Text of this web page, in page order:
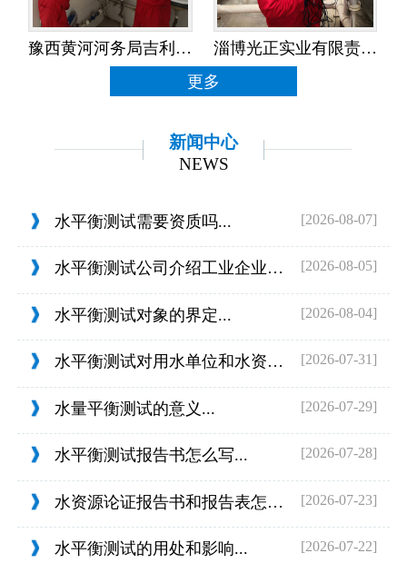
豫西黄河河务局吉利黄河河务局——水平衡测试
淄博光正实业有限责任公司——水平衡测试
更多
新闻中心
NEWS
水平衡测试需要资质吗... [2026-08-07]
水平衡测试公司介绍工业企业的用水范围... [2026-08-05]
水平衡测试对象的界定... [2026-08-04]
水平衡测试对用水单位和水资源管理的目... [2026-07-31]
水量平衡测试的意义... [2026-07-29]
水平衡测试报告书怎么写... [2026-07-28]
水资源论证报告书和报告表怎么判定... [2026-07-23]
水平衡测试的用处和影响... [2026-07-22]